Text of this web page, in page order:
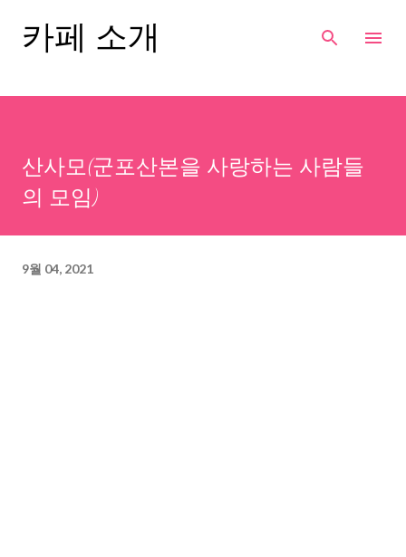
기본 콘텐츠로 건너뛰기
카페 소개
산사모(군포산본을 사랑하는 사람들
의 모임)
9월 04, 2021